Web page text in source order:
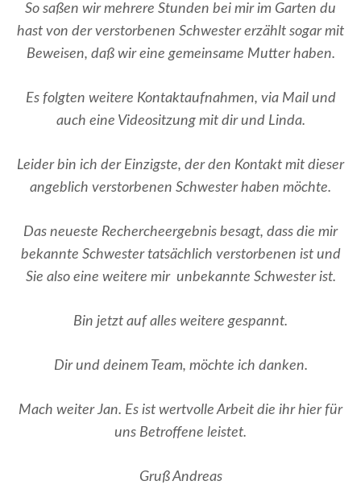
So saßen wir mehrere Stunden bei mir im Garten du
hast von der verstorbenen Schwester erzählt sogar mit
Beweisen, daß wir eine gemeinsame Mutter haben.
Es folgten weitere Kontaktaufnahmen, via Mail und
auch eine Videositzung mit dir und Linda.
Leider bin ich der Einzigste, der den Kontakt mit dieser
angeblich verstorbenen Schwester haben möchte.
Das neueste Rechercheergebnis besagt, dass die mir
bekannte Schwester tatsächlich verstorbenen ist und
Sie also eine weitere mir unbekannte Schwester ist.
Bin jetzt auf alles weitere gespannt.
Dir und deinem Team, möchte ich danken.
Mach weiter Jan. Es ist wertvolle Arbeit die ihr hier für
uns Betroffene leistet.
Gruß Andreas